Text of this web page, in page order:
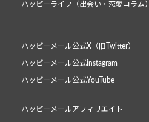
ハッピーライフ（出会い・恋愛コラム）
ハッピーメール公式X（旧Twitter）
ハッピーメール公式instagram
ハッピーメール公式YouTube
ハッピーメールアフィリエイト